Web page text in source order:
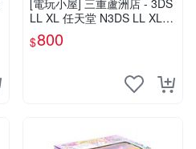
[電玩小屋] 三重蘆洲店 - 3DS
LL XL 任天堂 N3DS LL XL 3
D 類比 更換 維修
$800